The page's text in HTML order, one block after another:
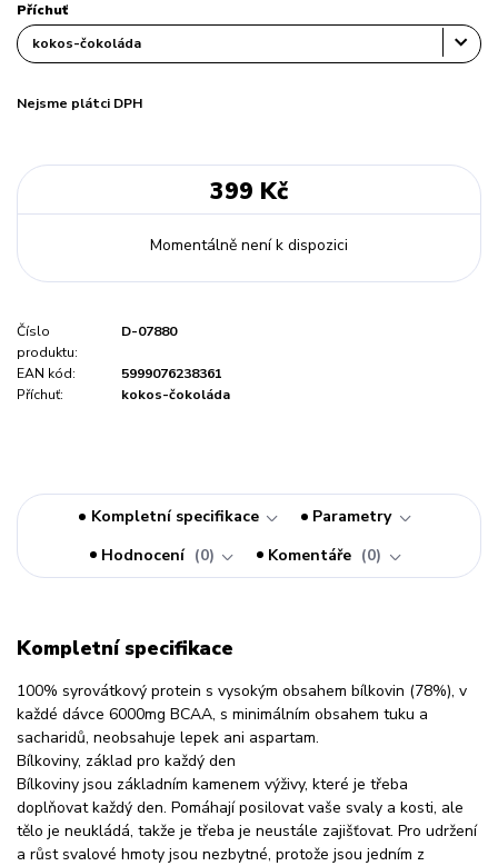
Příchuť
Nejsme plátci DPH
399 Kč
Momentálně není k dispozici
Číslo
produktu:
D-07880
EAN kód:
5999076238361
Příchuť:
kokos-čokoláda
Kompletní specifikace
Parametry
Hodnocení
0 Komentáře 0
Kompletní specifikace
100% syrovátkový protein s vysokým obsahem bílkovin (78%), v
každé dávce 6000mg BCAA, s minimálním obsahem tuku a
sacharidů, neobsahuje lepek ani aspartam.
Bílkoviny, základ pro každý den
Bílkoviny jsou základním kamenem výživy, které je třeba
doplňovat každý den. Pomáhají posilovat vaše svaly a kosti, ale
tělo je neukládá, takže je třeba je neustále zajišťovat. Pro udržení
a růst svalové hmoty jsou nezbytné, protože jsou jedním z